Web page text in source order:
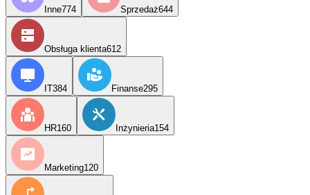
Inne774 Sprzedaż644
Obsługa klienta612
IT384 Finanse295
HR160 Inżynieria154
Marketing120